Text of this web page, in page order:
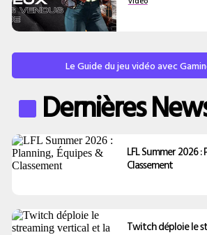
Le Guide du jeu vidéo avec
Dernières
LFL Summer 2026
Classement
Twitch déploie le